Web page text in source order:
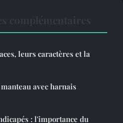
leurs caractères et la
avec harnais
: l'importance du